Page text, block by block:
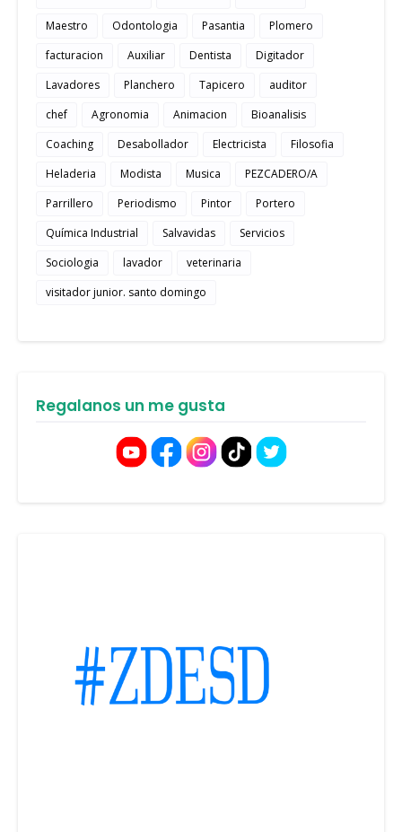
Maestro
Odontologia Pasantia
Plomero
facturacion
Auxiliar Dentista
Digitador
Lavadores
Planchero Tapicero
auditor
chef
Agronomia Animacion
Bioanalisis
Coaching
Desabollador Electricista
Filosofia
Heladeria
Modista Musica
PEZCADERO/A
Parrillero
Periodismo Pintor
Portero
Química Industrial
Salvavidas
Servicios
Sociologia
lavador
veterinaria
visitador junior. santo domingo
Regalanos un me gusta